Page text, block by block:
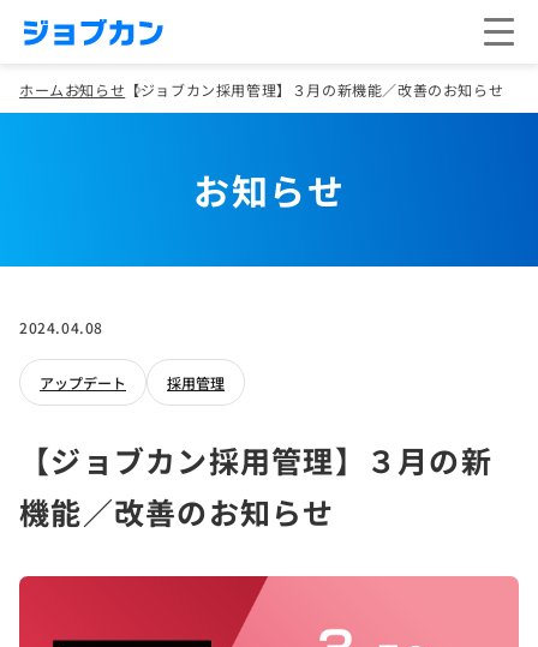
ホームお知らせ 【ジョブカン採用管理】３月の新機能／改善のお知らせ
お知らせ
2024.04.08
アップデート 採用管理
【ジョブカン採用管理】３月の新
機能／改善のお知らせ